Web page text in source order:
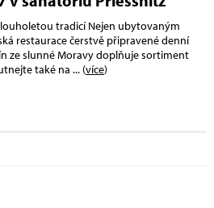
tradicí Nejen ubytovaným
restaurace čerstvě připravené denní
ze slunné Moravy doplňuje sortiment
také na ... (více)